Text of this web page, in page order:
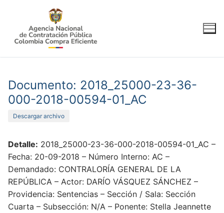
contenido
Documento: 2018_25000-23-36-
000-2018-00594-01_AC
Descargar archivo
Detalle: 2018_25000-23-36-000-2018-00594-01_AC –
Fecha: 20-09-2018 – Número Interno: AC –
Demandado: CONTRALORÍA GENERAL DE LA
REPÚBLICA – Actor: DARÍO VÁSQUEZ SÁNCHEZ –
Providencia: Sentencias – Sección / Sala: Sección
Cuarta – Subsección: N/A – Ponente: Stella Jeannette